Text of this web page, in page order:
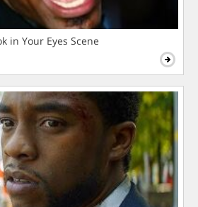
in Your Eyes Scene